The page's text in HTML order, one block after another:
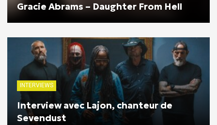
Gracie Abrams – Daughter From Hell
INTERVIEWS
Interview avec Lajon, chanteur de
Sevendust